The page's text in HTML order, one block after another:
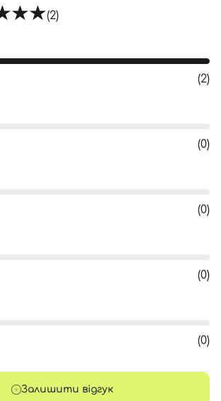
(2)
(2)
(0)
(0)
(0)
(0)
Залишити відгук